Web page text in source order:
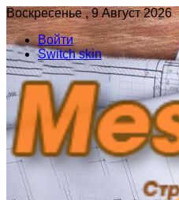
Воскресенье , 9 Август 2026
Войти
Switch skin